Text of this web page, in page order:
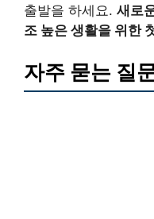
출발을 하세요. 새로
조 높은 생활을 위한
자주 묻는 질